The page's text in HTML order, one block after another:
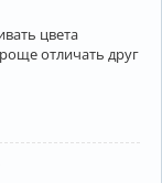
цвета
отличать друг